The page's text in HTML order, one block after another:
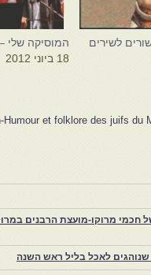
לשירים
המוסיקה שלי
18 ביוני 2012
Humour et folklore des juifs du
חכמי מרוקו-מועצת הרבנים
לאכל בליל ראש השנה